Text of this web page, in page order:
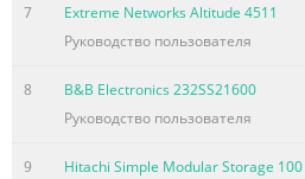
7
Extreme Networks Altitude 4511
Руководство пользователя
8
B&B Electronics 232SS21600
Руководство пользователя
9
Hitachi Simple Modular Storage 100